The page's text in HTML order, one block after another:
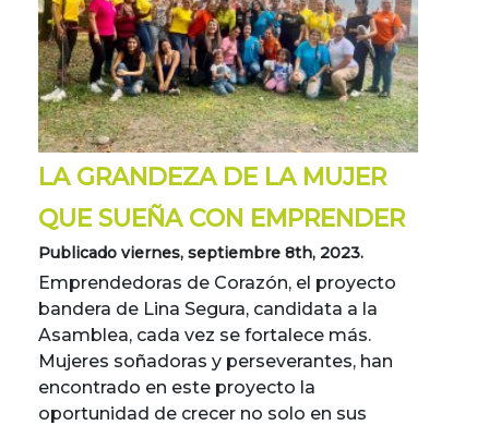
LA GRANDEZA DE LA MUJER
QUE SUEÑA CON EMPRENDER
Publicado viernes, septiembre 8th, 2023.
Emprendedoras de Corazón, el proyecto
bandera de Lina Segura, candidata a la
Asamblea, cada vez se fortalece más.
Mujeres soñadoras y perseverantes, han
encontrado en este proyecto la
oportunidad de crecer no solo en sus